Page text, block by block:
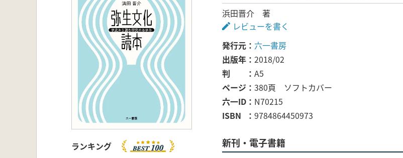
ランキング
浜田晋介 著
レビューを書く
発行元
六一書房
出版年
2018/02
判
A5
ページ
380頁 ソフトカバー
六一ID
N70215
ISBN
9784864450973
新刊・電子書籍